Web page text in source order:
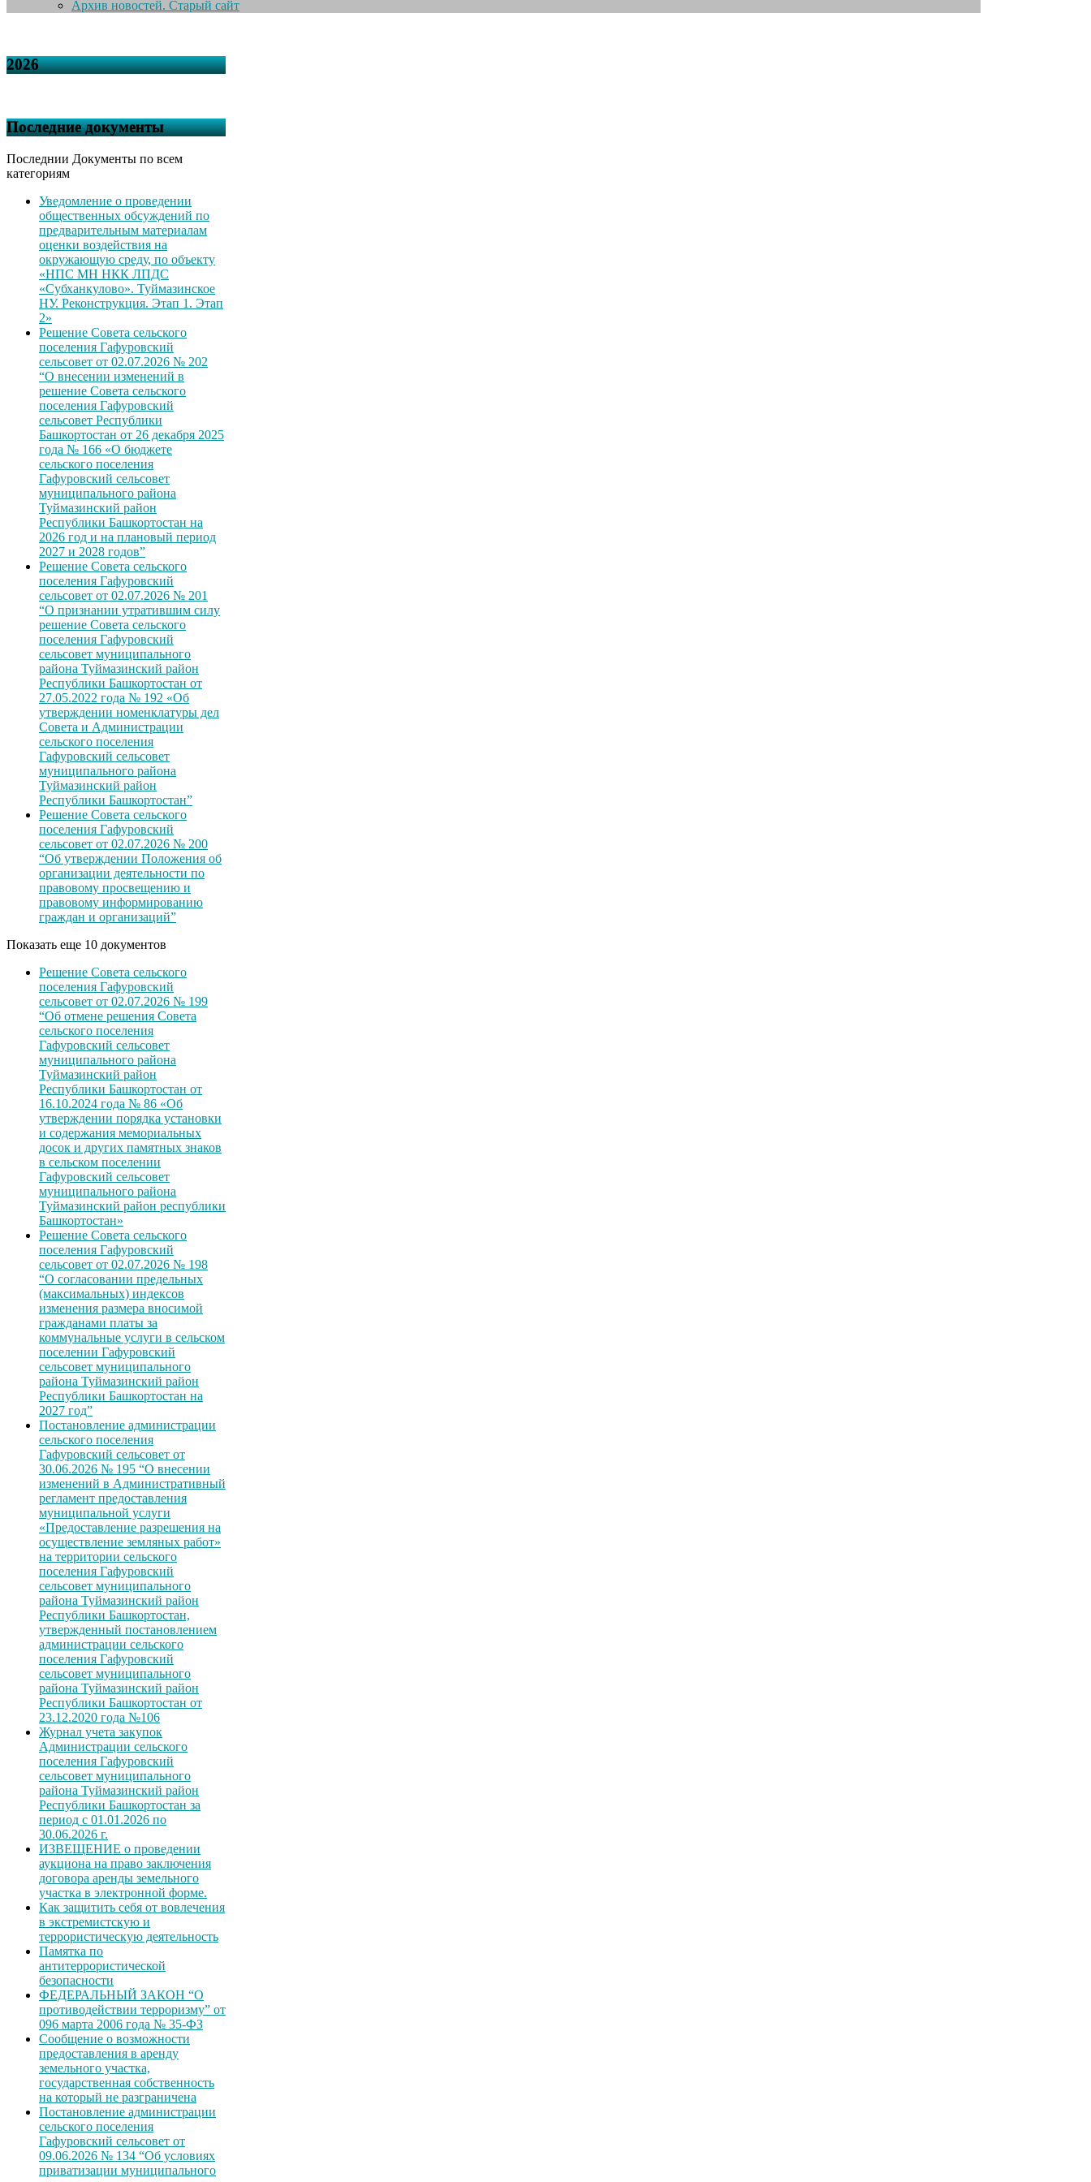
Архив новостей. Старый сайт
2026
Последние документы
Последнии Документы по всем
категориям
Уведомление о проведении
общественных обсуждений по
предварительным материалам
оценки воздействия на
окружающую среду, по объекту
«НПС МН НКК ЛПДС
«Субханкулово». Туймазинское
НУ. Реконструкция. Этап 1. Этап
2»
Решение Совета сельского
поселения Гафуровский
сельсовет от 02.07.2026 № 202
“О внесении изменений в
решение Совета сельского
поселения Гафуровский
сельсовет Республики
Башкортостан от 26 декабря 2025
года № 166 «О бюджете
сельского поселения
Гафуровский сельсовет
муниципального района
Туймазинский район
Республики Башкортостан на
2026 год и на плановый период
2027 и 2028 годов”
Решение Совета сельского
поселения Гафуровский
сельсовет от 02.07.2026 № 201
“О признании утратившим силу
решение Совета сельского
поселения Гафуровский
сельсовет муниципального
района Туймазинский район
Республики Башкортостан от
27.05.2022 года № 192 «Об
утверждении номенклатуры дел
Совета и Администрации
сельского поселения
Гафуровский сельсовет
муниципального района
Туймазинский район
Республики Башкортостан”
Решение Совета сельского
поселения Гафуровский
сельсовет от 02.07.2026 № 200
“Об утверждении Положения об
организации деятельности по
правовому просвещению и
правовому информированию
граждан и организаций”
Показать еще 10 документов
Решение Совета сельского
поселения Гафуровский
сельсовет от 02.07.2026 № 199
“Об отмене решения Совета
сельского поселения
Гафуровский сельсовет
муниципального района
Туймазинский район
Республики Башкортостан от
16.10.2024 года № 86 «Об
утверждении порядка установки
и содержания мемориальных
досок и других памятных знаков
в сельском поселении
Гафуровский сельсовет
муниципального района
Туймазинский район республики
Башкортостан»
Решение Совета сельского
поселения Гафуровский
сельсовет от 02.07.2026 № 198
“О согласовании предельных
(максимальных) индексов
изменения размера вносимой
гражданами платы за
коммунальные услуги в сельском
поселении Гафуровский
сельсовет муниципального
района Туймазинский район
Республики Башкортостан на
2027 год”
Постановление администрации
сельского поселения
Гафуровский сельсовет от
30.06.2026 № 195 “О внесении
изменений в Административный
регламент предоставления
муниципальной услуги
«Предоставление разрешения на
осуществление земляных работ»
на территории сельского
поселения Гафуровский
сельсовет муниципального
района Туймазинский район
Республики Башкортостан,
утвержденный постановлением
администрации сельского
поселения Гафуровский
сельсовет муниципального
района Туймазинский район
Республики Башкортостан от
23.12.2020 года №106
Журнал учета закупок
Администрации сельского
поселения Гафуровский
сельсовет муниципального
района Туймазинский район
Республики Башкортостан за
период с 01.01.2026 по
30.06.2026 г.
ИЗВЕЩЕНИЕ о проведении
аукциона на право заключения
договора аренды земельного
участка в электронной форме.
Как защитить себя от вовлечения
в экстремистскую и
террористическую деятельность
Памятка по
антитеррористической
безопасности
ФЕДЕРАЛЬНЫЙ ЗАКОН “О
противодействии терроризму” от
096 марта 2006 года № 35-ФЗ
Сообщение о возможности
предоставления в аренду
земельного участка,
государственная собственность
на который не разграничена
Постановление администрации
сельского поселения
Гафуровский сельсовет от
09.06.2026 № 134 “Об условиях
приватизации муниципального